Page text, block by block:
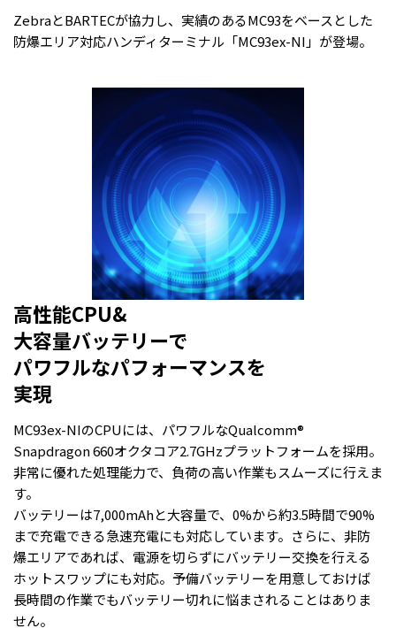
ZebraとBARTECが協力し、 実績のあるMC93をベースとした
防爆エリア対応ハンディターミナル「MC93ex-NI」が登場。
高性能CPU&
大容量バッテリーで
パワフルなパフォーマンスを
実現
MC93ex-NIのCPUには、パワフルなQualcomm®
Snapdragon 660オクタコア2.7GHzプラットフォームを採用。
非常に優れた処理能力で、負荷の高い作業もスムーズに行えま
す。
バッテリーは7,000mAhと大容量で、0%から約3.5時間で90%
まで充電できる急速充電にも対応しています。さらに、非防
爆エリアであれば、電源を切らずにバッテリー交換を行える
ホットスワップにも対応。予備バッテリーを用意しておけば
長時間の作業でもバッテリー切れに悩まされることはありま
せん。